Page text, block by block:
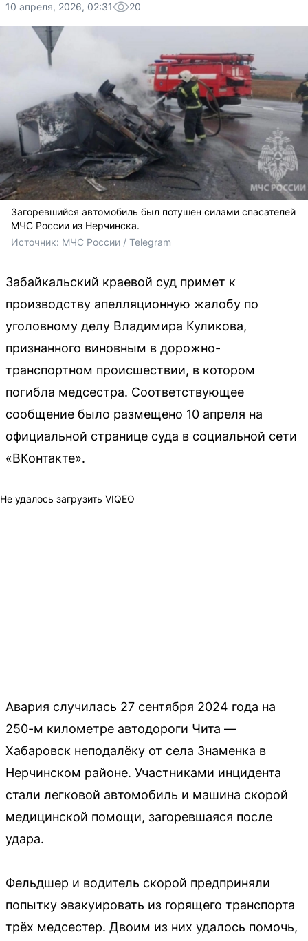
10 апреля, 2026, 02:31 20
Загоревшийся автомобиль был потушен силами спасателей
МЧС России из Нерчинска.
Источник: МЧС России / Telegram
Забайкальский краевой суд примет к
производству апелляционную жалобу по
уголовному делу Владимира Куликова,
признанного виновным в дорожно-
транспортном происшествии, в котором
погибла медсестра. Соответствующее
сообщение было размещено 10 апреля на
официальной странице суда в социальной сети
«ВКонтакте».
Не удалось загрузить VIQEO
Авария случилась 27 сентября 2024 года на
250-м километре автодороги Чита —
Хабаровск неподалёку от села Знаменка в
Нерчинском районе. Участниками инцидента
стали легковой автомобиль и машина скорой
медицинской помощи, загоревшаяся после
удара.
Фельдшер и водитель скорой предприняли
попытку эвакуировать из горящего транспорта
трёх медсестер. Двоим из них удалось помочь,